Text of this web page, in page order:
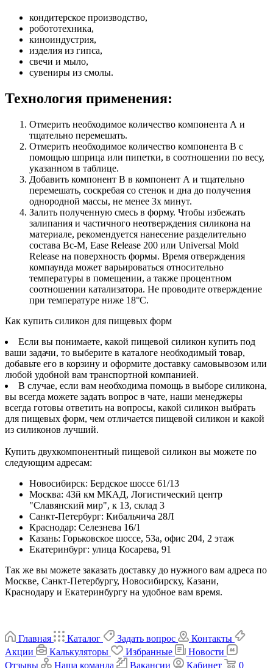
кондитерское производство,
робототехника,
киноиндустрия,
изделия из гипса,
свечи и мыло,
сувениры из смолы.
Технология применения:
Отмерить необходимое количество компонента А и
тщательно перемешать.
Отмерить необходимое количество компонента B с
помощью шприца или пипетки, в соотношении по весу,
указанном в таблице.
Добавить компонент B в компонент А и тщательно
перемешать, соскребая со стенок и дна до получения
однородной массы, не менее 3х минут.
Залить полученную смесь в форму. Чтобы избежать
залипания и частичного неотверждения силикона на
материале, рекомендуется нанесение разделительно
состава Вс-М, Ease Release 200 или Universal Mold
Release на поверхность формы. Время отверждения
компаунда может варьироваться относительно
температуры в помещении, а также процентном
соотношении катализатора. Не проводите отверждение
при температуре ниже 18°C.
Как купить силикон для пищевых форм
Если вы понимаете, какой пищевой силикон купить под
ваши задачи, то выберите в каталоге необходимый товар,
добавьте его в корзину и оформите доставку самовывозом или
любой удобной вам транспортной компанией.
В случае, если вам необходима помощь в выборе силикона,
вы всегда можете задать вопрос в чате, наши менеджеры
всегда готовы ответить на вопросы, какой силикон выбрать
для пищевых форм, чем отличается пищевой силикон и какой
из силиконов лучший.
Купить двухкомпонентный пищевой силикон вы можете по
следующим адресам:
Новосибирск: Бердское шоссе 61/13
Москва: 43й км МКАД, Логистический центр
"Славянский мир", к 13, склад 3
Санкт-Петербург: Кибальчича 28Л
Краснодар: Селезнева 16/1
Казань: Горьковское шоссе, 53а, офис 204, 2 этаж
Екатеринбург: улица Косарева, 91
Так же вы можете заказать доставку до нужного вам адреса по
Москве, Санкт-Петербургу, Новосибирску, Казани,
Краснодару и Екатеринбургу на удобное вам время.
Главная Каталог Задать вопрос
Контакты
Акции
Калькуляторы Избранные
Новости
Отзывы
Наша команда Вакансии Кабинет
0